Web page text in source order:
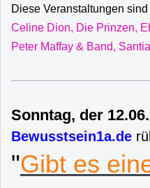
Diese Veranstaltungen sind
Celine Dion, Die Prinzen,
Peter Maffay & Band,
Sonntag, der
Bewusstsein1a.de
"Gibt es